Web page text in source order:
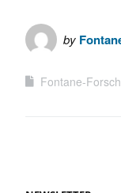
by
Fontane-